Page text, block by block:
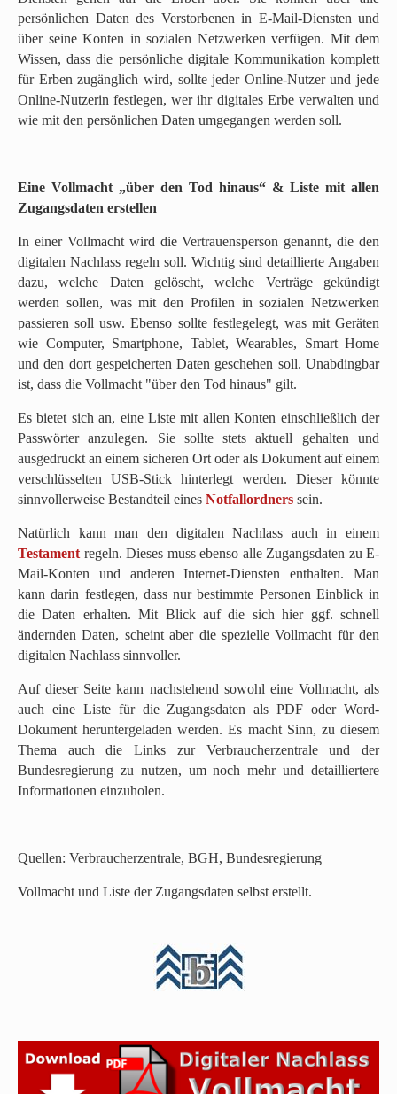
persönlichen Daten des Verstorbenen in E-Mail-Diensten und
über seine Konten in sozialen Netzwerken verfügen. Mit dem
Wissen, dass die persönliche digitale Kommunikation komplett
für Erben zugänglich wird, sollte jeder Online-Nutzer und jede
Online-Nutzerin festlegen, wer ihr digitales Erbe verwalten und
wie mit den persönlichen Daten umgegangen werden soll.
Eine Vollmacht „über den Tod hinaus“ & Liste mit allen
Zugangsdaten erstellen
In einer Vollmacht wird die Vertrauensperson genannt, die den
digitalen Nachlass regeln soll. Wichtig sind detaillierte Angaben
dazu, welche Daten gelöscht, welche Verträge gekündigt
werden sollen, was mit den Profilen in sozialen Netzwerken
passieren soll usw. Ebenso sollte festlegelegt, was mit Geräten
wie Computer, Smartphone, Tablet, Wearables, Smart Home
und den dort gespeicherten Daten geschehen soll. Unabdingbar
ist, dass die Vollmacht "über den Tod hinaus" gilt.
Es bietet sich an, eine Liste mit allen Konten einschließlich der
Passwörter anzulegen. Sie sollte stets aktuell gehalten und
ausgedruckt an einem sicheren Ort oder als Dokument auf einem
verschlüsselten USB-Stick hinterlegt werden. Dieser könnte
sinnvollerweise Bestandteil eines Notfallordners sein.
Natürlich kann man den digitalen Nachlass auch in einem
Testament regeln. Dieses muss ebenso alle Zugangsdaten zu E-
Mail-Konten und anderen Internet-Diensten enthalten. Man
kann darin festlegen, dass nur bestimmte Personen Einblick in
die Daten erhalten. Mit Blick auf die sich hier ggf. schnell
ändernden Daten, scheint aber die spezielle Vollmacht für den
digitalen Nachlass sinnvoller.
Auf dieser Seite kann nachstehend sowohl eine Vollmacht, als
auch eine Liste für die Zugangsdaten als PDF oder Word-
Dokument heruntergeladen werden. Es macht Sinn, zu diesem
Thema auch die Links zur Verbraucherzentrale und der
Bundesregierung zu nutzen, um noch mehr und detailliertere
Informationen einzuholen.
Quellen: Verbraucherzentrale, BGH, Bundesregierung
Vollmacht und Liste der Zugangsdaten selbst erstellt.
c
h
o